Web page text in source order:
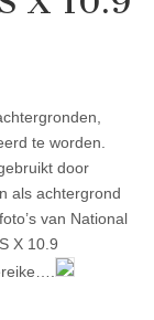
te worden.
door
als achtergrond
van National
X 10.9